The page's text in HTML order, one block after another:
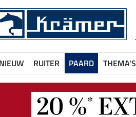
NIEUW RUITER PAARD THEMA'S